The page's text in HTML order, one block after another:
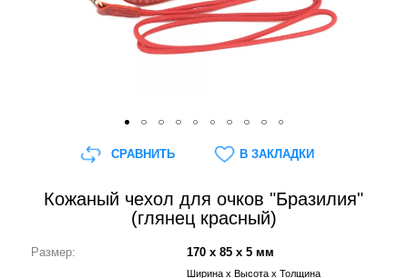
Кожаный чехол для очков "Бразилия"
(глянец красный)
Размер: 170 x 85 x 5 мм
Ширина x Высота x Толщина
СРАВНИТЬ В ЗАКЛАДКИ